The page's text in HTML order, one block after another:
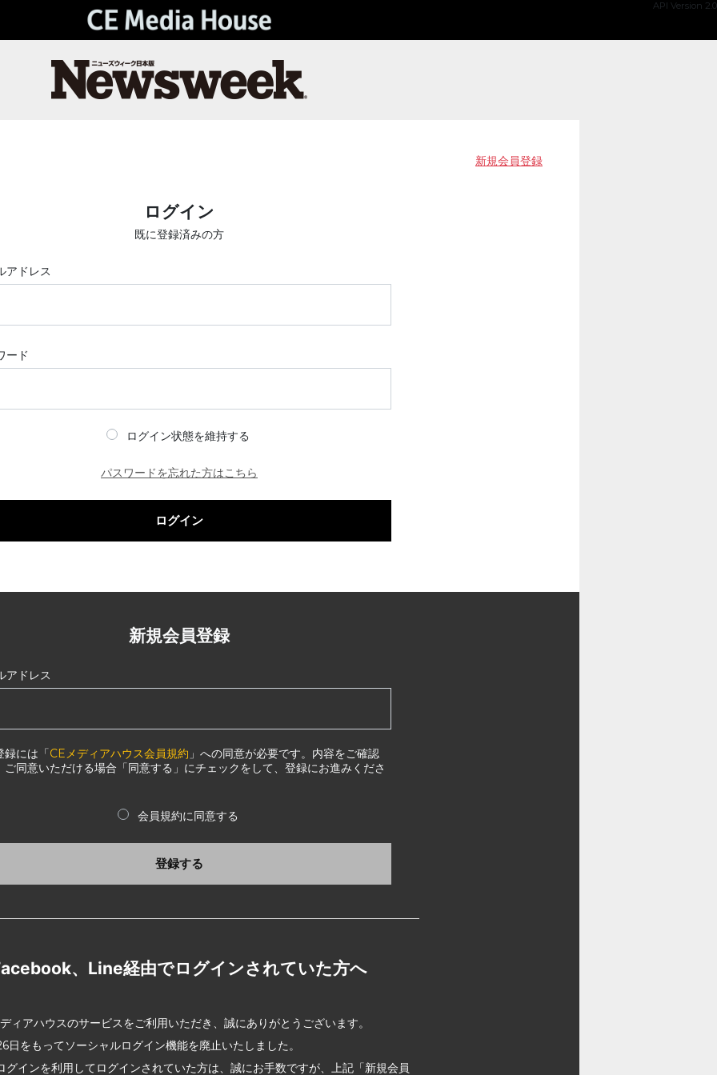
API Version 2.0
新規会員登録
ログイン
既に登録済みの方
アドレス
ード
ログイン状態を維持する
パスワードを忘れた方はこちら
ログイン
新規会員登録
アドレス
録には「CEメディアハウス会員規約 」への同意が必要です。内容をご確認
ご同意いただける場合「同意する」にチェックをして、登録にお進みくださ
会員規約に同意する
登録する
、Line経由でログインされていた方へ
ィアハウスのサービスをご利用いただき、誠にありがとうございます。
日をもってソーシャルログイン機能を廃止いたしました。
グインを利用してログインされていた方は、誠にお手数ですが、上記「新規会員